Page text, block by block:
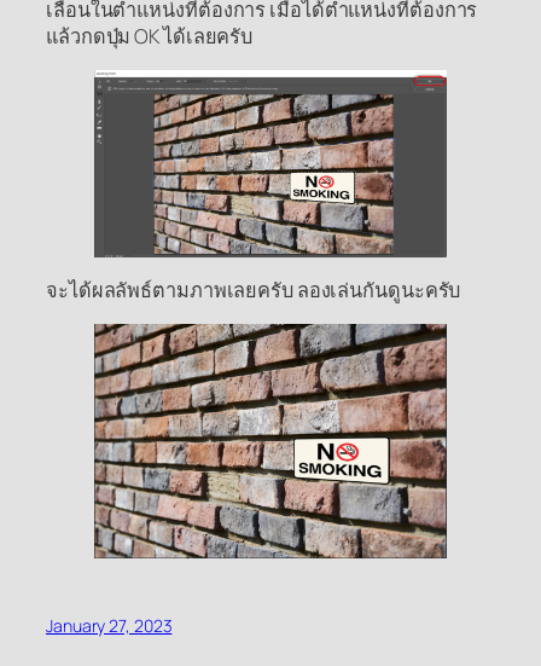
เลื่อนในตำแหน่งที่ต้องการ เมื่อได้ตำแหน่งที่ต้องการ
แล้วกดปุ่ม OK ได้เลยครับ
จะได้ผลลัพธ์ตามภาพเลยครับ ลองเล่นกันดูนะครับ
January 27, 2023